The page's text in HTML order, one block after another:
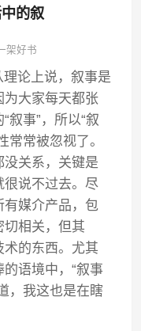
的叙
架好书
论上说，叙事是
为大家每天都张
叙事”，所以“叙
常常被忽视了。
没关系，关键是
很说不过去。尽
有媒介产品，包
切相关，但其
的东西。尤其
语境中，“叙事
，我这也是在瞎